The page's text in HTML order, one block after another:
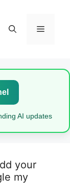
Menu
AI updates
your
my